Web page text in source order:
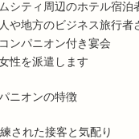
シティ周辺のホテル宿泊
や地方のビジネス旅行
ンパニオン付き宴会
性を派遣します
ニオンの特徴
された接客と気配り